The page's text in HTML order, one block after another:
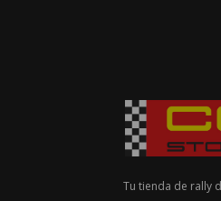
Tu tienda de rally